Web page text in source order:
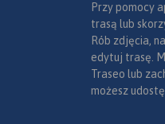
Przy pomocy
trasą lub
Rób zdjęcia,
edytuj trasę.
Traseo lub
możesz